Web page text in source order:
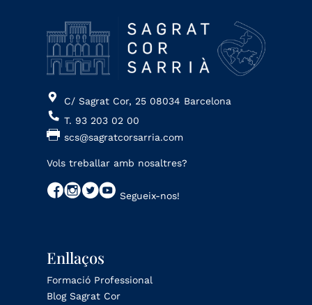
C/ Sagrat Cor, 25 08034 Barcelona
T. 93 203 02 00
scs@sagratcorsarria.com
Vols treballar amb nosaltres?
Segueix-nos!
Enllaços
Formació Professional
Blog Sagrat Cor